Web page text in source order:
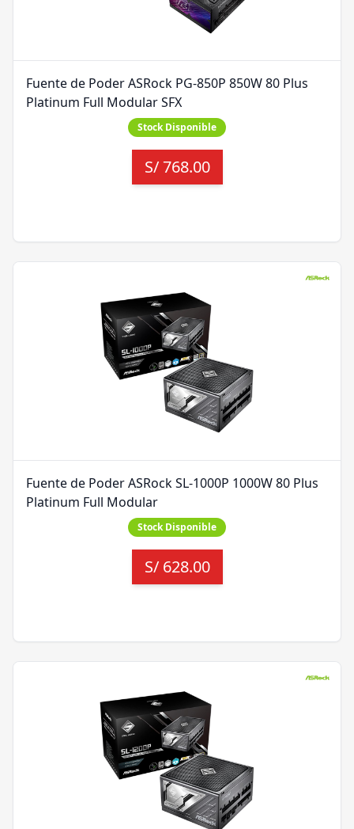
Fuente de Poder ASRock PG-850P 850W 80 Plus
Platinum Full Modular SFX
Stock Disponible
S/768.00
Fuente de Poder ASRock SL-1000P 1000W 80 Plus
Platinum Full Modular
Stock Disponible
S/ 628.00